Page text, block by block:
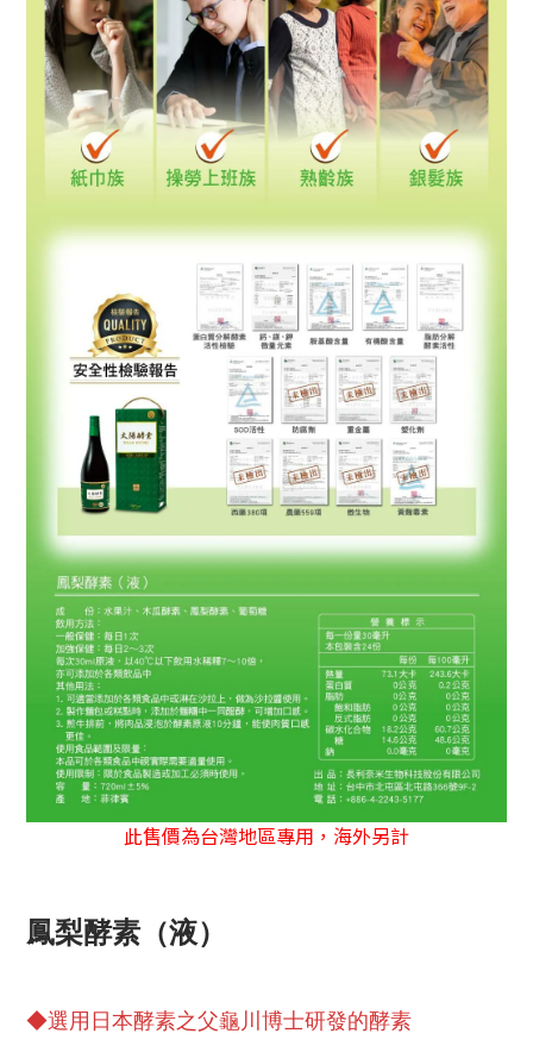
此售價為台灣地區專用，海外另計
鳳梨酵素（液）
◆選用日本酵素之父龜川博士研發的酵素